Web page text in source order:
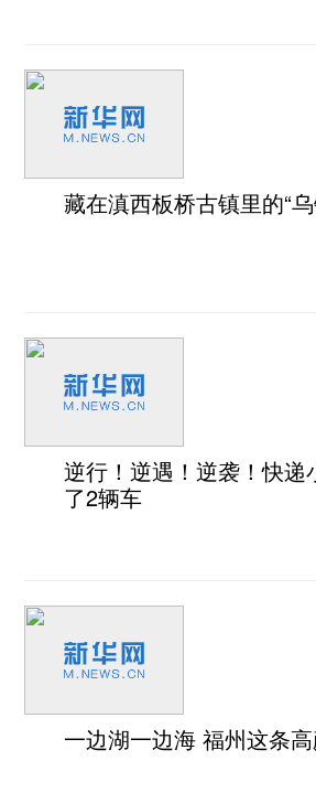
藏在滇西板桥古镇里的“
逆行！逆遇！逆袭！快递
了2辆车
一边湖一边海 福州这条